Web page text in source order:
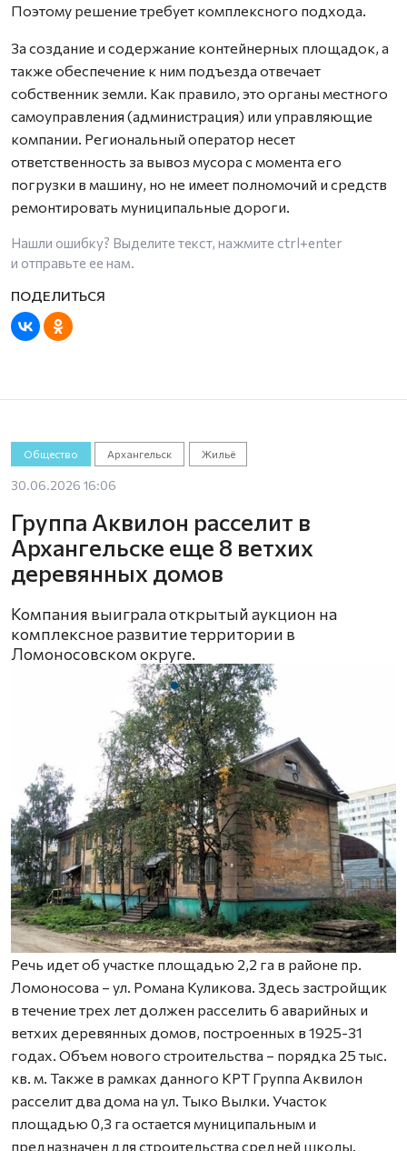
Поэтому решение требует комплексного подхода.
За создание и содержание контейнерных площадок, а
также обеспечение к ним подъезда отвечает
собственник земли. Как правило, это органы местного
самоуправления (администрация) или управляющие
компании. Региональный оператор несет
ответственность за вывоз мусора с момента его
погрузки в машину, но не имеет полномочий и средств
ремонтировать муниципальные дороги.
Нашли ошибку? Выделите текст, нажмите ctrl+enter
и отправьте ее нам.
Общество Архангельск Жильё
30.06.2026 16:06
Группа Аквилон расселит в
Архангельске еще 8 ветхих
деревянных домов
Компания выиграла открытый аукцион на
комплексное развитие территории в
Ломоносовском округе.
Речь идет об участке площадью 2,2 га в районе пр.
Ломоносова – ул. Романа Куликова. Здесь застройщик
в течение трех лет должен расселить 6 аварийных и
ветхих деревянных домов, построенных в 1925-31
годах. Объем нового строительства – порядка 25 тыс.
кв. м. Также в рамках данного КРТ Группа Аквилон
расселит два дома на ул. Тыко Вылки. Участок
площадью 0,3 га остается муниципальным и
предназначен для строительства средней школы.